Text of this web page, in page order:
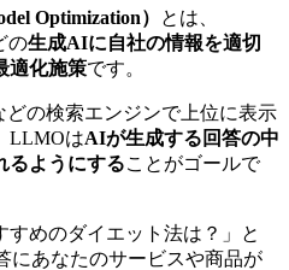
Optimization）
とは、
の生成AIに自社の情報を適切
適化施策です。
どの検索エンジンで上位に表示
LLMOはAIが生成する回答の中
るようにすることがゴールで
めのダイエット法は？」と
にあなたのサービスや商品が